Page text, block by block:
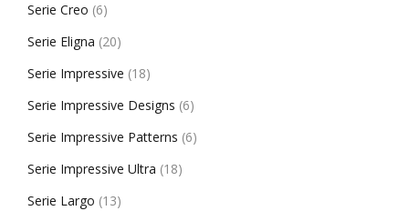
Serie Creo (6)
Serie Eligna (20)
Serie Impressive (18)
Serie Impressive Designs (6)
Serie Impressive Patterns (6)
Serie Impressive Ultra (18)
Serie Largo (13)